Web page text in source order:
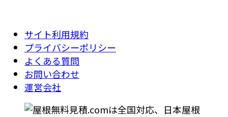
サイト利用規約
プライバシーポリシー
よくある質問
お問い合わせ
運営会社